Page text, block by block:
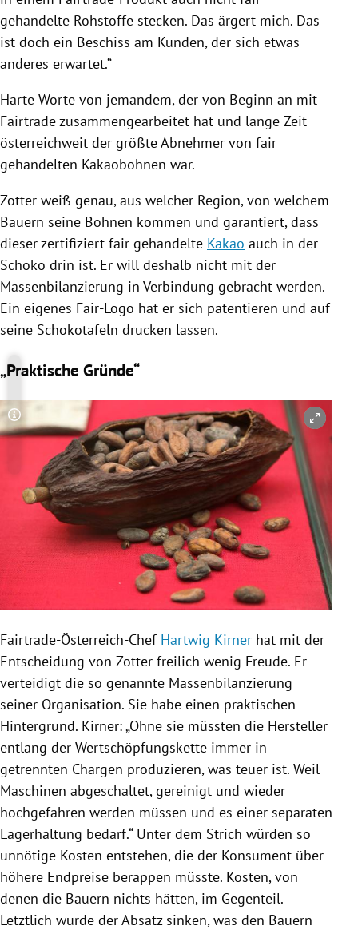
gehandelte Rohstoffe stecken. Das ärgert mich. Das
ist doch ein Beschiss am Kunden, der sich etwas
anderes erwartet.“
Harte Worte von jemandem, der von Beginn an mit
Fairtrade zusammengearbeitet hat und lange Zeit
österreichweit der größte Abnehmer von fair
gehandelten Kakaobohnen war.
Zotter weiß genau, aus welcher Region, von welchem
Bauern seine Bohnen kommen und garantiert, dass
dieser zertifiziert fair gehandelte Kakao auch in der
Schoko drin ist. Er will deshalb nicht mit der
Massenbilanzierung in Verbindung gebracht werden.
Ein eigenes Fair-Logo hat er sich patentieren und auf
seine Schokotafeln drucken lassen.
„Praktische Gründe“
Copyright-Hinweis öffnen/schließen
Fairtrade-Österreich-Chef Hartwig Kirner hat mit der
Entscheidung von Zotter freilich wenig Freude. Er
verteidigt die so genannte Massenbilanzierung
seiner Organisation. Sie habe einen praktischen
Hintergrund. Kirner: „Ohne sie müssten die Hersteller
entlang der Wertschöpfungskette immer in
getrennten Chargen produzieren, was teuer ist. Weil
Maschinen abgeschaltet, gereinigt und wieder
hochgefahren werden müssen und es einer separaten
Lagerhaltung bedarf.“ Unter dem Strich würden so
unnötige Kosten entstehen, die der Konsument über
höhere Endpreise berappen müsste. Kosten, von
denen die Bauern nichts hätten, im Gegenteil.
Letztlich würde der Absatz sinken, was den Bauern